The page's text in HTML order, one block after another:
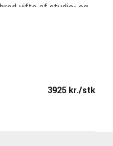
vifte af studie- og
på kilden som
akustisk guitar, og
hvor pladsen
3925 kr./stk